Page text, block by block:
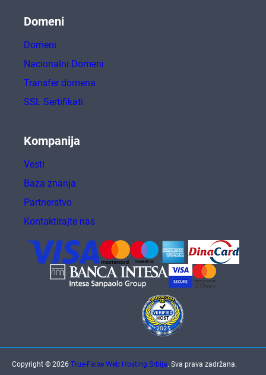
Domeni
Domeni
Nacionalni Domeni
Transfer domena
SSL Sertifikati
Kompanija
Vesti
Baza znanja
Partnerstvo
Kontaktirajte nas
Copyright © 2026 True-False Web Hosting Srbija. Sva prava zadržana.